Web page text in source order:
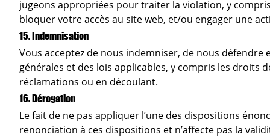
jugeons appropriées pour traiter la violation, y
bloquer votre accès au site web, et/ou engager une
15. Indemnisation
Vous acceptez de nous indemniser, de nous
générales et des lois applicables, y compris les droits
réclamations ou en découlant.
16. Dérogation
Le fait de ne pas appliquer l’une des dispositions
renonciation à ces dispositions et n’affecte pas la